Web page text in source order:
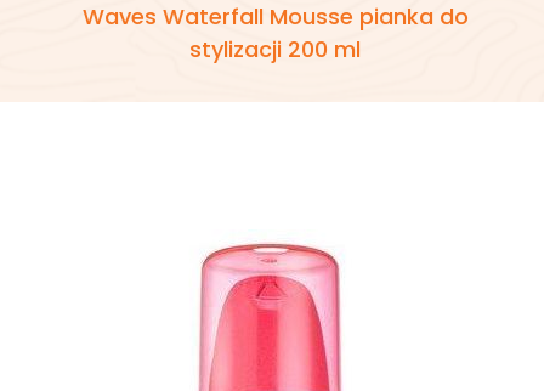
Waves Waterfall Mousse pianka do
stylizacji 200 ml